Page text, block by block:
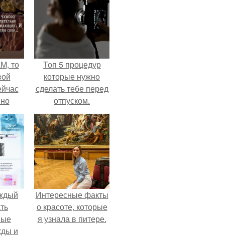
то
в
Топ 5 процедур
которые нужно
сделать тебе перед
отпуском.
и
Интересные факты
о красоте, которые
я узнала в питере.